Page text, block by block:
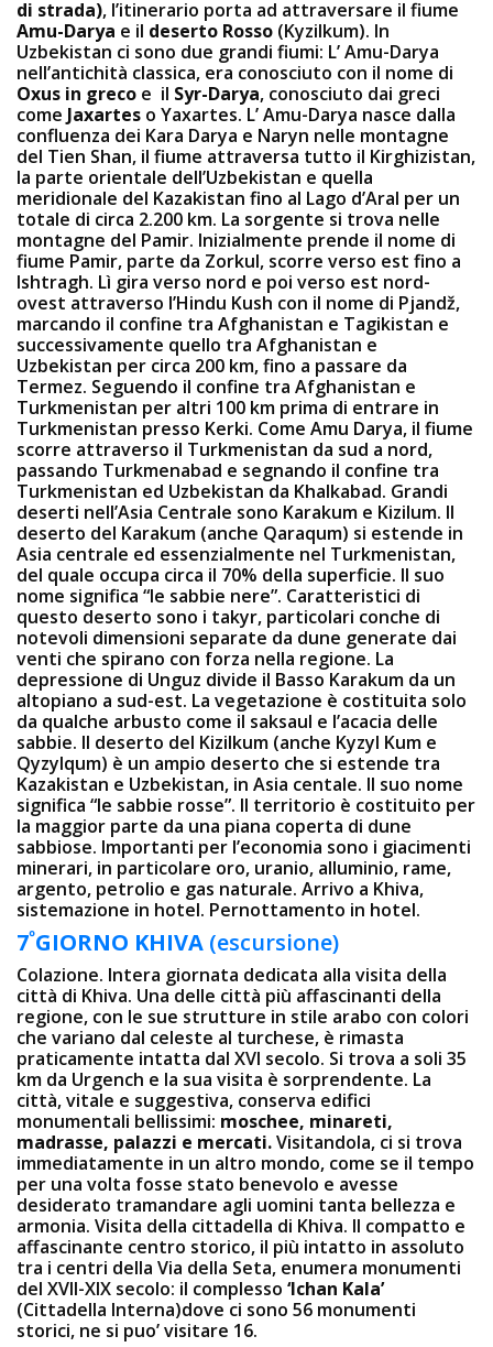
di strada), l’itinerario porta ad attraversare il fiume
Amu-Darya e il deserto Rosso (Kyzilkum). In
Uzbekistan ci sono due grandi fiumi: L’ Amu-Darya
nell’antichità classica, era conosciuto con il nome di
Oxus in greco e il Syr-Darya, conosciuto dai greci
come Jaxartes o Yaxartes. L’ Amu-Darya nasce dalla
confluenza dei Kara Darya e Naryn nelle montagne
del Tien Shan, il fiume attraversa tutto il Kirghizistan,
la parte orientale dell’Uzbekistan e quella
meridionale del Kazakistan fino al Lago d’Aral per un
totale di circa 2.200 km. La sorgente si trova nelle
montagne del Pamir. Inizialmente prende il nome di
fiume Pamir, parte da Zorkul, scorre verso est fino a
Ishtragh. Lì gira verso nord e poi verso est nord-
ovest attraverso l’Hindu Kush con il nome di Pjandž,
marcando il confine tra Afghanistan e Tagikistan e
successivamente quello tra Afghanistan e
Uzbekistan per circa 200 km, fino a passare da
Termez. Seguendo il confine tra Afghanistan e
Turkmenistan per altri 100 km prima di entrare in
Turkmenistan presso Kerki. Come Amu Darya, il fiume
scorre attraverso il Turkmenistan da sud a nord,
passando Turkmenabad e segnando il confine tra
Turkmenistan ed Uzbekistan da Khalkabad. Grandi
deserti nell’Asia Centrale sono Karakum e Kizilum. Il
deserto del Karakum (anche Qaraqum) si estende in
Asia centrale ed essenzialmente nel Turkmenistan,
del quale occupa circa il 70% della superficie. Il suo
nome significa “le sabbie nere”. Caratteristici di
questo deserto sono i takyr, particolari conche di
notevoli dimensioni separate da dune generate dai
venti che spirano con forza nella regione. La
depressione di Unguz divide il Basso Karakum da un
altopiano a sud-est. La vegetazione è costituita solo
da qualche arbusto come il saksaul e l’acacia delle
sabbie. Il deserto del Kizilkum (anche Kyzyl Kum e
Qyzylqum) è un ampio deserto che si estende tra
Kazakistan e Uzbekistan, in Asia centale. Il suo nome
significa “le sabbie rosse”. Il territorio è costituito per
la maggior parte da una piana coperta di dune
sabbiose. Importanti per l’economia sono i giacimenti
minerari, in particolare oro, uranio, alluminio, rame,
argento, petrolio e gas naturale. Arrivo a Khiva,
sistemazione in hotel. Pernottamento in hotel.
7ºGIORNO KHIVA (escursione)
Colazione. Intera giornata dedicata alla visita della
città di Khiva. Una delle città più affascinanti della
regione, con le sue strutture in stile arabo con colori
che variano dal celeste al turchese, è rimasta
praticamente intatta dal XVI secolo. Si trova a soli 35
km da Urgench e la sua visita è sorprendente. La
città, vitale e suggestiva, conserva edifici
monumentali bellissimi: moschee, minareti,
madrasse, palazzi e mercati.Visitandola, ci si trova
immediatamente in un altro mondo, come se il tempo
per una volta fosse stato benevolo e avesse
desiderato tramandare agli uomini tanta bellezza e
armonia. Visita della cittadella di Khiva. Il compatto e
affascinante centro storico, il più intatto in assoluto
tra i centri della Via della Seta, enumera monumenti
del XVII-XIX secolo: il complesso ‘Ichan Kala’
(Cittadella Interna)dove ci sono 56 monumenti
storici, ne si puo’ visitare 16.